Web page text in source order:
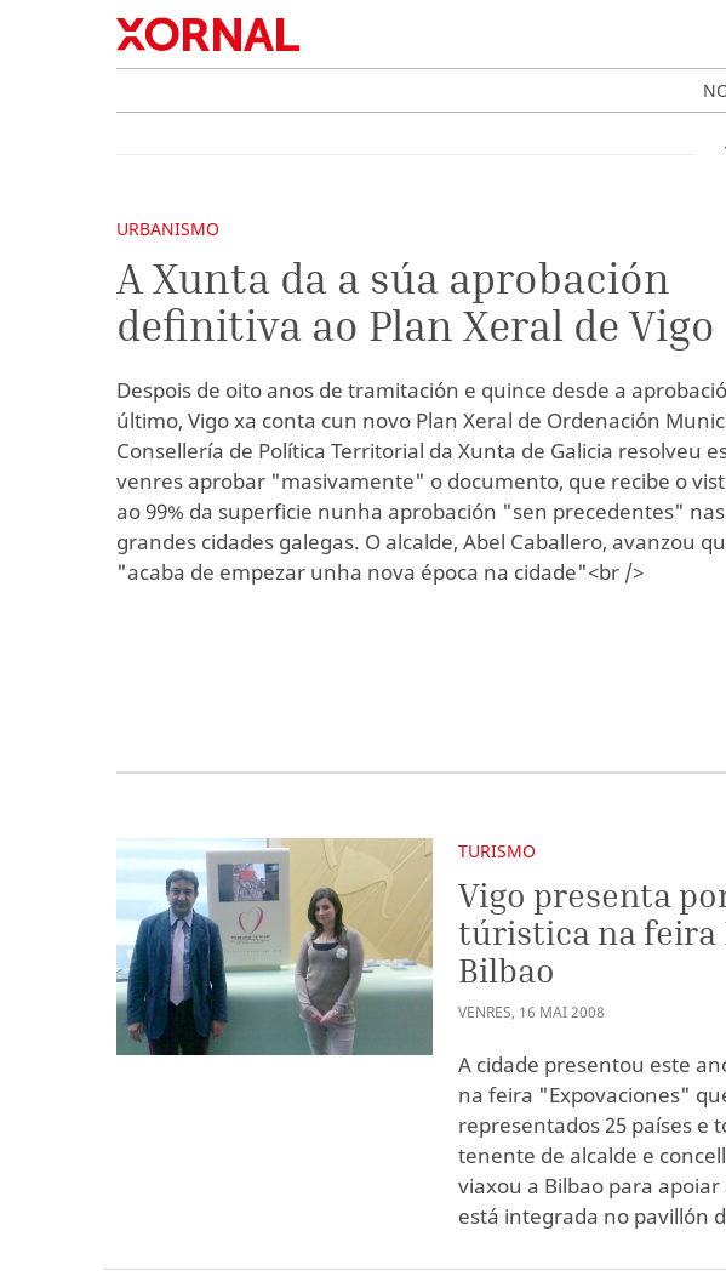
URBANISMO
A Xunta da a súa aprobación
definitiva ao Plan Xeral de Vigo
Despois de oito anos de tramitación e quince desde a
último, Vigo xa conta cun novo Plan Xeral de Ordenación
Consellería de Política Territorial da Xunta de Galicia resolveu
venres aprobar "masivamente" o documento, que recibe o
ao 99% da superficie nunha aprobación "sen precedentes" nas
grandes cidades galegas. O alcalde, Abel Caballero, avanzou
"acaba de empezar unha nova época na cidade"<br />
TURISMO
Vigo presenta
túristica na feira
Bilbao
VENRES, 16 MAI2008
A cidade presentou este
na feira "Expovaciones"
representados 25 países e
tenente de alcalde e
viaxou a Bilbao para
está integrada no pavillón